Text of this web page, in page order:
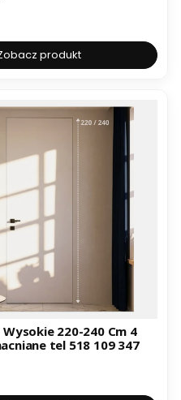
produkt
240 Cm 4
tel 518 109 347